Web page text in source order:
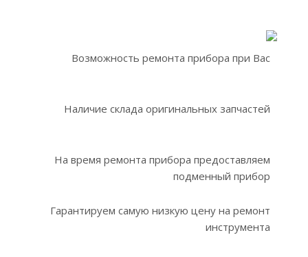
Возможность ремонта прибора при Вас
Наличие склада оригинальных запчастей
На время ремонта прибора предоставляем
подменный прибор
Гарантируем самую низкую цену на ремонт
инструмента